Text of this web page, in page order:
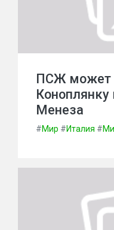
ПСЖ может
Коноплянку
Менеза
#Мир #Италия #